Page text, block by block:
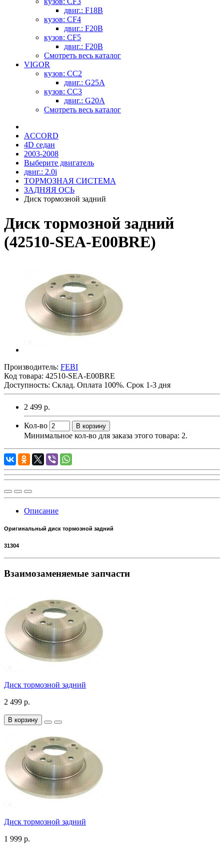
двиг.: F18B
кузов: CF4
двиг.: F20B
кузов: CF5
двиг.: F20B
Смотреть весь каталог
VIGOR
кузов: CC2
двиг.: G25A
кузов: CC3
двиг.: G20A
Смотреть весь каталог
ACCORD
4D седан
2003-2008
Выберите двигатель
двиг.: 2.0i
ТОРМОЗНАЯ СИСТЕМА
ЗАДНЯЯ ОСЬ
Диск тормозной задний
Диск тормозной задний
(42510-SEA-E00BRE)
Производитель: FEBI
Код товара: 42510-SEA-E00BRE
Доступность: Склад. Оплата 100%. Срок 1-3 дня
2 499 р.
Кол-во В корзину
Минимальное кол-во для заказа этого товара: 2.
Описание
Оригинальный диск тормозной задний
31304
Взаимозаменяемые запчасти
Диск тормозной задний
2 499 р.
В корзину
Диск тормозной задний
1 999 р.